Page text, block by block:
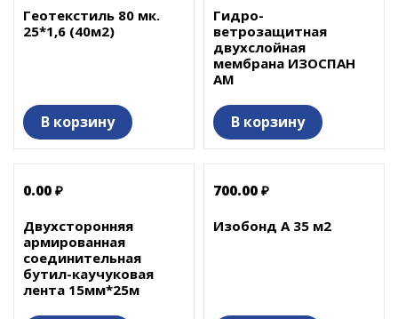
Геотекстиль 80 мк.
25*1,6 (40м2)
В корзину
Гидро-
ветрозащитная
двухслойная
мембрана ИЗОСПАН
АМ
В корзину
0.00 ₽
Двухсторонняя
армированная
соединительная
бутил-каучуковая
лента 15мм*25м
700.00 ₽
Изобонд А 35 м2